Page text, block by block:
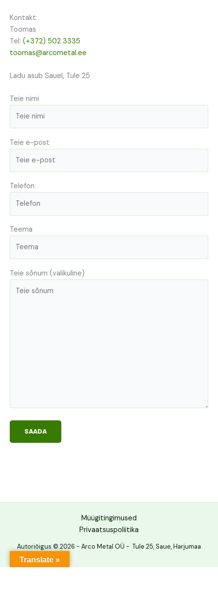
Kontakt:
Toomas
Tel: (+372) 502 3335
toomas@arcometal.ee
Ladu asub Sauel, Tule 25
Teie nimi
Teie e-post
Telefon
Teema
Teie sõnum (valikuline)
Müügitingimused
Privaatsuspoliitika
Autoriõigus © 2026 - Arco Metal OÜ - Tule 25, Saue, Harjumaa
Translate »